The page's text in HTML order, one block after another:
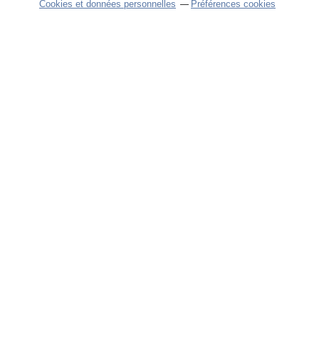
Cookies et données personnelles Préférences cookies